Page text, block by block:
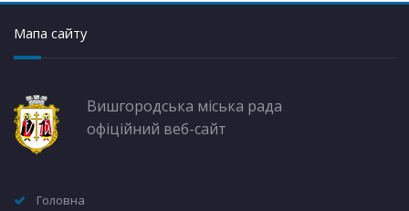
Мапа сайту
Вишгородська міська рада
офіційний веб-сайт
Головна